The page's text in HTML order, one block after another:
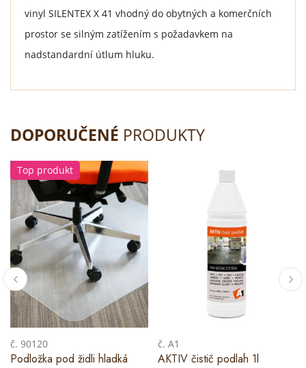
vinyl SILENTEX X 41 vhodný do obytných a komerčních
prostor se silným zatížením s požadavkem na
nadstandardní útlum hluku.
DOPORUČENÉ PRODUKTY
Top produkt
č. 90120
Podložka pod židli hladká
č. A1
AKTIV čistič podlah 1l